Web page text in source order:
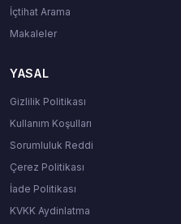
İçtihat Arama
Makaleler
YASAL
Gizlilik Politikası
Kullanım Koşulları
Sorumluluk Reddi
Çerez Politikası
İade Politikası
KVKK Aydinlatma